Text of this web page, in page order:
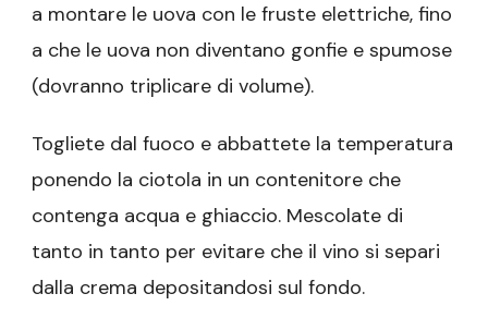
a montare le uova con le fruste elettriche, fino
a che le uova non diventano gonfie e spumose
(dovranno triplicare di volume).
Togliete dal fuoco e abbattete la temperatura
ponendo la ciotola in un contenitore che
contenga acqua e ghiaccio. Mescolate di
tanto in tanto per evitare che il vino si separi
dalla crema depositandosi sul fondo.